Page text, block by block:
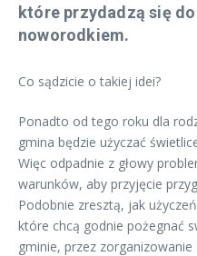
które przydadzą się
noworodkiem.
Co sądzicie o takiej idei?
Ponadto od tego roku dla
gmina będzie użyczać
Więc odpadnie z głowy
warunków, aby przyjęcie
Podobnie zresztą, jak
które chcą godnie pożegnać
gminie, przez zorganizowanie